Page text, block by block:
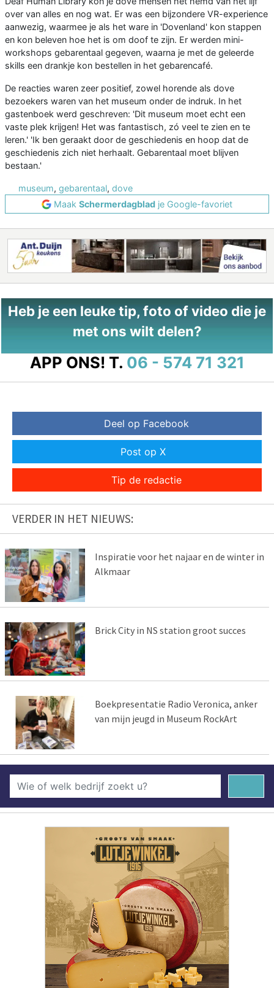
over van alles en nog wat. Er was een bijzondere VR-experience
aanwezig, waarmee je als het ware in 'Dovenland' kon stappen
en kon beleven hoe het is om doof te zijn. Er werden mini-
workshops gebarentaal gegeven, waarna je met de geleerde
skills een drankje kon bestellen in het gebarencafé.
De reacties waren zeer positief, zowel horende als dove
bezoekers waren van het museum onder de indruk. In het
gastenboek werd geschreven: 'Dit museum moet echt een
vaste plek krijgen! Het was fantastisch, zó veel te zien en te
leren.' 'Ik ben geraakt door de geschiedenis en hoop dat de
geschiedenis zich niet herhaalt. Gebarentaal moet blijven
bestaan.'
museum, gebarentaal, dove
Maak Schermerdagblad je Google-favoriet
Heb je een leuke tip, foto of video die je
met ons wilt delen?
APP ONS! T. 06 - 574 71 321
Deel op Facebook
Post op X
Tip de redactie
VERDER IN HET NIEUWS:
Inspiratie voor het najaar en de winter in
Alkmaar
Brick City in NS station groot succes
Boekpresentatie Radio Veronica, anker
van mijn jeugd in Museum RockArt